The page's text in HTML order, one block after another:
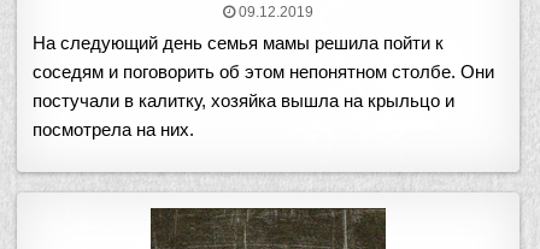
09.12.2019
На следующий день семья мамы решила пойти к
соседям и поговорить об этом непонятном столбе. Они
постучали в калитку, хозяйка вышла на крыльцо и
посмотрела на них.